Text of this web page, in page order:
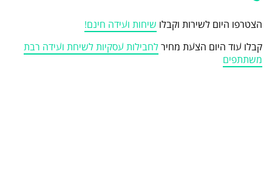
הצטרפו היום לשירות וקבלו שיחות ועידה חינם!
קבלו עוד היום הצעת מחירלחבילות עסקיות לשיחת ועידה רבת
משתתפים